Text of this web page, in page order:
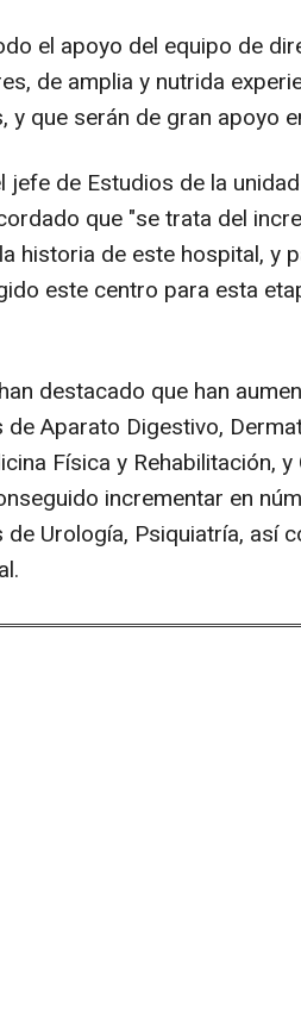
el apoyo del equipo de
de amplia y nutrida
y que serán de gran apoyo
jefe de Estudios de la
que "se trata del
historia de este hospital, y
este centro para esta
destacado que han
de Aparato Digestivo,
Física y Rehabilitación,
incrementar en
de Urología, Psiquiatría, así